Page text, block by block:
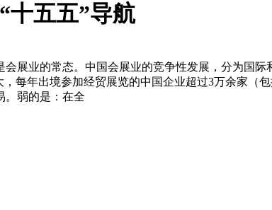
十五五”导航
展业的常态。中国会展业的竞争性发展，分为国
每年出境参加经贸展览的中国企业超过3万余家（
。弱的是：在全